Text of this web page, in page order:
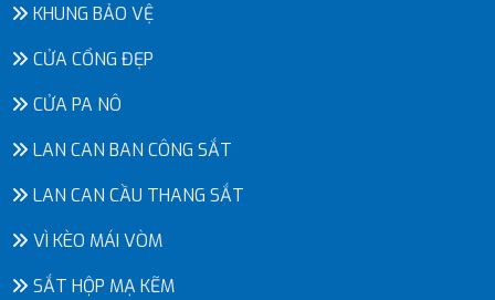
KHUNG BẢO VỆ
CỬA CỔNG ĐẸP
CỬA PA NÔ
LAN CAN BAN CÔNG SẮT
LAN CAN CẦU THANG SẮT
VÌ KÈO MÁI VÒM
SẮT HỘP MẠ KẼM